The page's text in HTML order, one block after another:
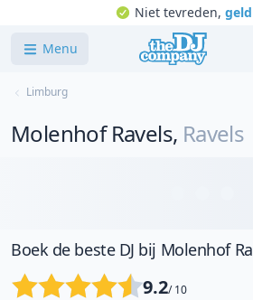
Niet tevreden,
Menu
Limburg
Molenhof Ravels, Ravels
Boek de beste DJ bij Molenhof
9.2/ 10